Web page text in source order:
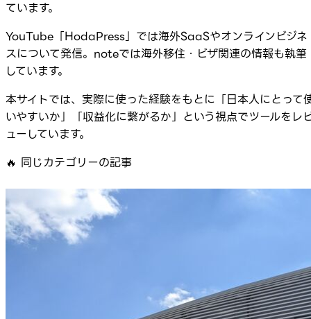
ています。
YouTube「HodaPress」では海外SaaSやオンラインビジネ
スについて発信。noteでは海外移住・ビザ関連の情報も執筆
しています。
本サイトでは、実際に使った経験をもとに「日本人にとって
いやすいか」「収益化に繋がるか」という視点でツールをレ
ューしています。
🔥 同じカテゴリーの記事